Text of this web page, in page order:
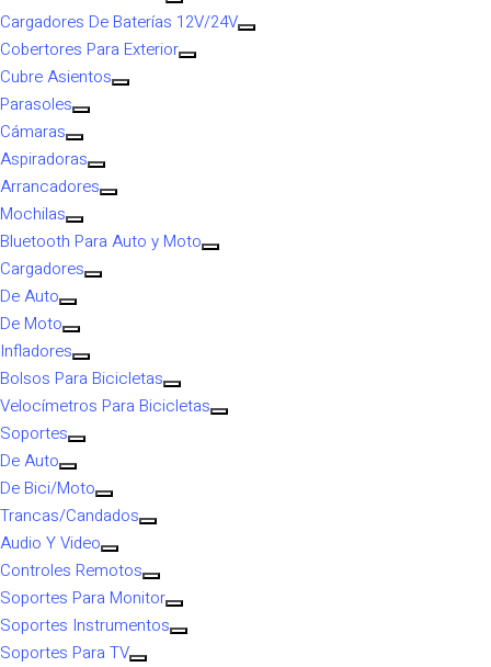
Cargadores De Baterías 12V/24V
Cobertores Para Exterior
Cubre Asientos
Parasoles
Cámaras
Aspiradoras
Arrancadores
Mochilas
Bluetooth Para Auto y Moto
Cargadores
De Auto
De Moto
Infladores
Bolsos Para Bicicletas
Velocímetros Para Bicicletas
Soportes
De Auto
De Bici/Moto
Trancas/Candados
Audio Y Video
Controles Remotos
Soportes Para Monitor
Soportes Instrumentos
Soportes Para TV